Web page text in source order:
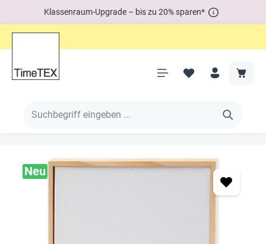
Klassenraum-Upgrade – bis zu 20% sparen*
Neu